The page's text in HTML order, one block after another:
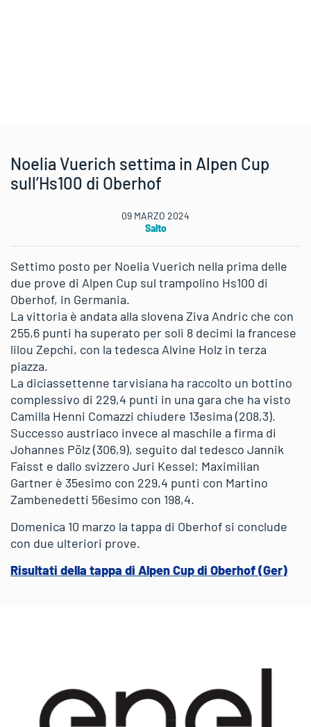
Noelia Vuerich settima in Alpen Cup
sull’Hs100 di Oberhof
09 MARZO 2024
Salto
Settimo posto per Noelia Vuerich nella prima delle
due prove di Alpen Cup sul trampolino Hs100 di
Oberhof, in Germania.
La vittoria è andata alla slovena Ziva Andric che con
255,6 punti ha superato per soli 8 decimi la francese
lilou Zepchi, con la tedesca Alvine Holz in terza
piazza.
La diciassettenne tarvisiana ha raccolto un bottino
complessivo di 229,4 punti in una gara che ha visto
Camilla Henni Comazzi chiudere 13esima (208,3).
Successo austriaco invece al maschile a firma di
Johannes Pölz (306,9), seguito dal tedesco Jannik
Faisst e dallo svizzero Juri Kessel: Maximilian
Gartner è 35esimo con 229,4 punti con Martino
Zambenedetti 56esimo con 198,4.
Domenica 10 marzo la tappa di Oberhof si conclude
con due ulteriori prove.
Risultati della tappa di Alpen Cup di Oberhof (Ger)